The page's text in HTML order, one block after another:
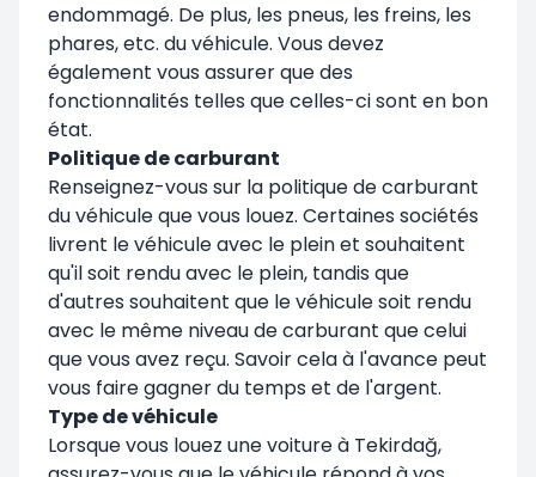
endommagé. De plus, les pneus, les freins, les
phares, etc. du véhicule. Vous devez
également vous assurer que des
fonctionnalités telles que celles-ci sont en bon
état.
Politique de carburant
Renseignez-vous sur la politique de carburant
du véhicule que vous louez. Certaines sociétés
livrent le véhicule avec le plein et souhaitent
qu'il soit rendu avec le plein, tandis que
d'autres souhaitent que le véhicule soit rendu
avec le même niveau de carburant que celui
que vous avez reçu. Savoir cela à l'avance peut
vous faire gagner du temps et de l'argent.
Type de véhicule
Lorsque vous louez une voiture à Tekirdağ,